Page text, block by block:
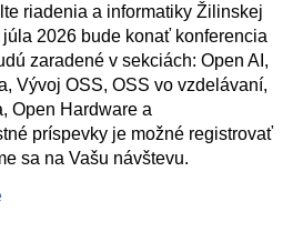
riadenia a informatiky Žilinskej
2026 bude konať konferencia
zaradené v sekciách: Open AI,
Vývoj OSS, OSS vo vzdelávaní,
Open Hardware a
príspevky je možné registrovať
sa na Vašu návštevu.